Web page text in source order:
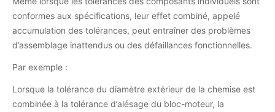
conformes aux spécifications, leur effet combiné, appelé
accumulation des tolérances, peut entraîner des problèmes
d’assemblage inattendus ou des défaillances fonctionnelles.
Par exemple :
Lorsque la tolérance du diamètre extérieur de la chemise est
combinée à la tolérance d’alésage du bloc-moteur, la